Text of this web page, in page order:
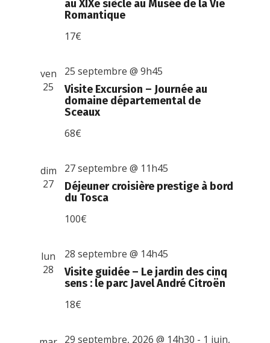
au XIXe siècle au Musée de la Vie
Romantique
17€
ven
25
Visite Excursion – Journée au
domaine départemental de
Sceaux
25 septembre @ 9h45
68€
dim
27
Déjeuner croisière prestige à bord
du Tosca
27 septembre @ 11h45
100€
lun
28
Visite guidée – Le jardin des cinq
sens : le parc Javel André Citroën
28 septembre @ 14h45
18€
29 septembre, 2026 @ 14h30 - 1 juin,